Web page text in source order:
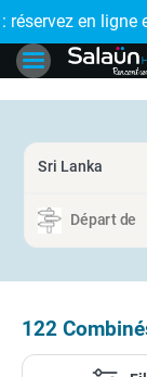
ligne et faites
122